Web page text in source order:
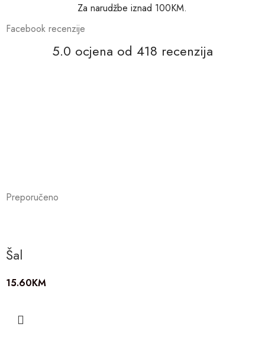
Za narudžbe iznad 100KM.
Facebook recenzije
5.0 ocjena od 418 recenzija
Preporučeno
Šal
15.60KM